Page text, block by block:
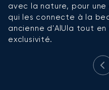
avec la nature, pour une
qui les connecte à la
ancienne d'AlUla tout
exclusivité.